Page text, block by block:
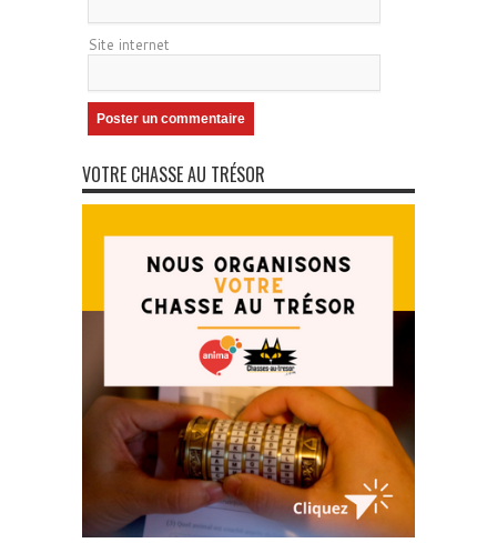
Site internet
VOTRE CHASSE AU TRÉSOR